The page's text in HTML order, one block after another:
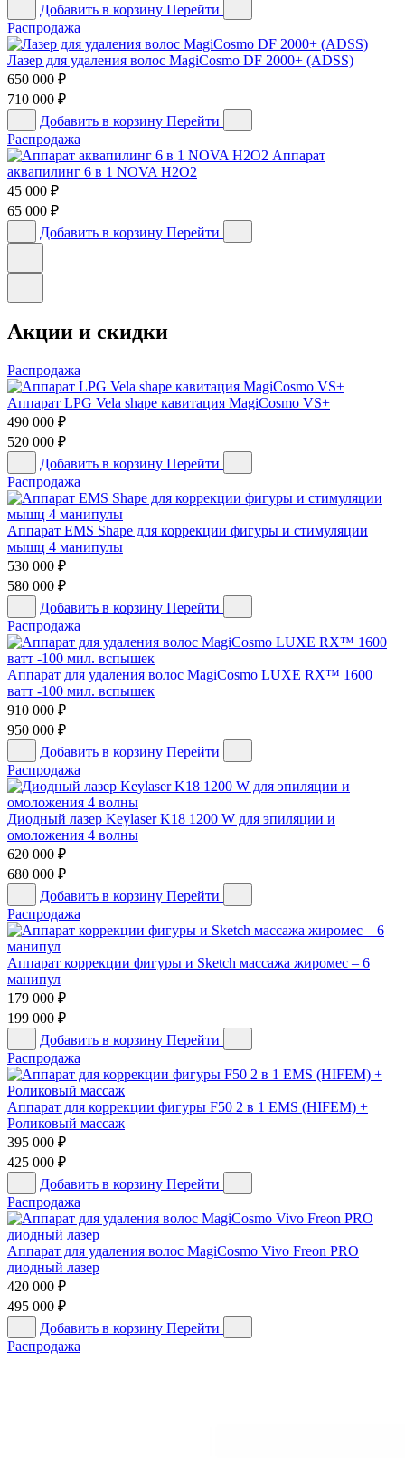
Добавить в корзину Перейти
Распродажа
Лазер для удаления волос MagiCosmo DF 2000+ (ADSS)
650 000 ₽
710 000 ₽
Добавить в корзину Перейти
Распродажа
Аппарат
аквапилинг 6 в 1 NOVA H2O2
45 000 ₽
65 000 ₽
Добавить в корзину Перейти
Акции и скидки
Распродажа
Аппарат LPG Vela shape кавитация MagiCosmo VS+
490 000 ₽
520 000 ₽
Добавить в корзину Перейти
Распродажа
Аппарат EMS Shape для коррекции фигуры и стимуляции
мышц 4 манипулы
530 000 ₽
580 000 ₽
Добавить в корзину Перейти
Распродажа
Аппарат для удаления волос MagiCosmo LUXE RX™ 1600
ватт -100 мил. вспышек
910 000 ₽
950 000 ₽
Добавить в корзину Перейти
Распродажа
Диодный лазер Keylaser K18 1200 W для эпиляции и
омоложения 4 волны
620 000 ₽
680 000 ₽
Добавить в корзину Перейти
Распродажа
Аппарат коррекции фигуры и Sketch массажа жиромес – 6
манипул
179 000 ₽
199 000 ₽
Добавить в корзину Перейти
Распродажа
Аппарат для коррекции фигуры F50 2 в 1 EMS (HIFEM) +
Роликовый массаж
395 000 ₽
425 000 ₽
Добавить в корзину Перейти
Распродажа
Аппарат для удаления волос MagiCosmo Vivo Freon PRO
диодный лазер
420 000 ₽
495 000 ₽
Добавить в корзину Перейти
Распродажа